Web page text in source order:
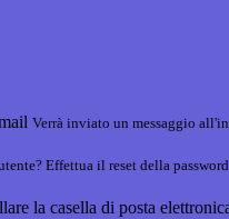
Verrà inviato un messaggio
Effettua il reset della
la casella di posta